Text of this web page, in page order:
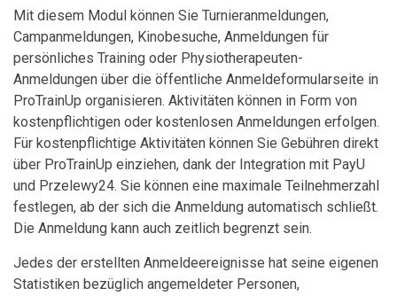
Mit diesem Modul können Sie Turnieranmeldungen,
Campanmeldungen, Kinobesuche, Anmeldungen für
persönliches Training oder Physiotherapeuten-
Anmeldungen über die öffentliche Anmeldeformularseite in
ProTrainUp organisieren. Aktivitäten können in Form von
kostenpflichtigen oder kostenlosen Anmeldungen erfolgen.
Für kostenpflichtige Aktivitäten können Sie Gebühren direkt
über ProTrainUp einziehen, dank der Integration mit PayU
und Przelewy24. Sie können eine maximale Teilnehmerzahl
festlegen, ab der sich die Anmeldung automatisch schließt.
Die Anmeldung kann auch zeitlich begrenzt sein.
Jedes der erstellten Anmeldeereignisse hat seine eigenen
Statistiken bezüglich angemeldeter Personen,